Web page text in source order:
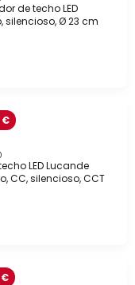
de techo LED
silencioso, Ø 23 cm
€
LED Lucande
CC, silencioso, CCT
€